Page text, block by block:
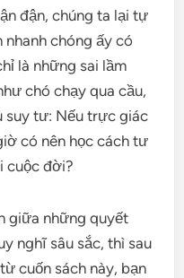
đận, chúng ta lại tự
chóng ấy có
là những sai lầm
chó chạy qua cầu,
suy tư: Nếu trực giác
có nên học cách tư
cuộc đời?
giữa những quyết
nghĩ sâu sắc, thì sau
cuốn sách này, bạn